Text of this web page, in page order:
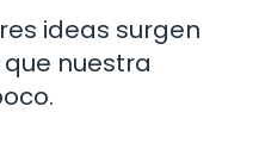
ideas surgen
nuestra